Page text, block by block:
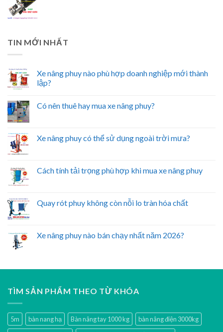
TIN MỚI NHẤT
Xe nâng phuy nào phù hợp doanh nghiệp mới thành
lập?
Có nên thuê hay mua xe nâng phuy?
Xe nâng phuy có thể sử dụng ngoài trời mưa?
Cách tính tải trọng phù hợp khi mua xe nâng phuy
Quay rót phuy không còn nỗi lo tràn hóa chất
Xe nâng phuy nào bán chạy nhất năm 2026?
TÌM SẢN PHẨM THEO TỪ KHÓA
5m bàn nang hạ Bàn nâng tay 1000 kg
bàn nâng điện 3000kg